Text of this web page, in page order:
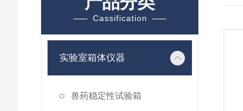
Cassification
实验室箱体仪器
兽药稳定性试验箱